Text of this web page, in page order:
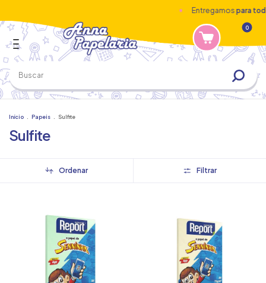
Entregamospara todo
0
Início Papeis Sulfite
Sulfite
Ordenar Filtrar